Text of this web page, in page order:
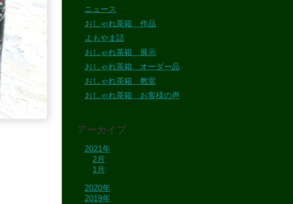
ニュース
おしゃれ茶箱 作品
よもやま話
おしゃれ茶箱 展示
おしゃれ茶箱 オーダー品
おしゃれ茶箱 教室
おしゃれ茶箱 お客様の声
アーカイブ
2021年
2月
1月
2020年
2019年